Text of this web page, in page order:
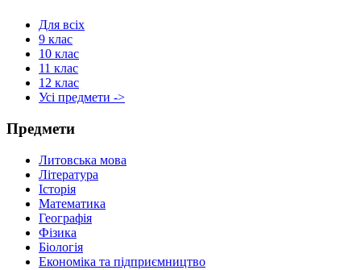
Для всіх
9 клас
10 клас
11 клас
12 клас
Усі предмети ->
Предмети
Литовська мова
Література
Історія
Математика
Географія
Фізика
Біологія
Економіка та підприємництво